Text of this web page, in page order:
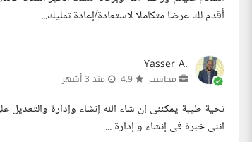
أقدم لك عرضا متكاملا لاستعادة/إعادة تمليك...
Yasser A.
محاسب منذ 3 أشهر
تحية طيبة يمكننى إن شاء الله إنشاء وإدارة
اننى خبرة فى إنشاء و إدارة ...